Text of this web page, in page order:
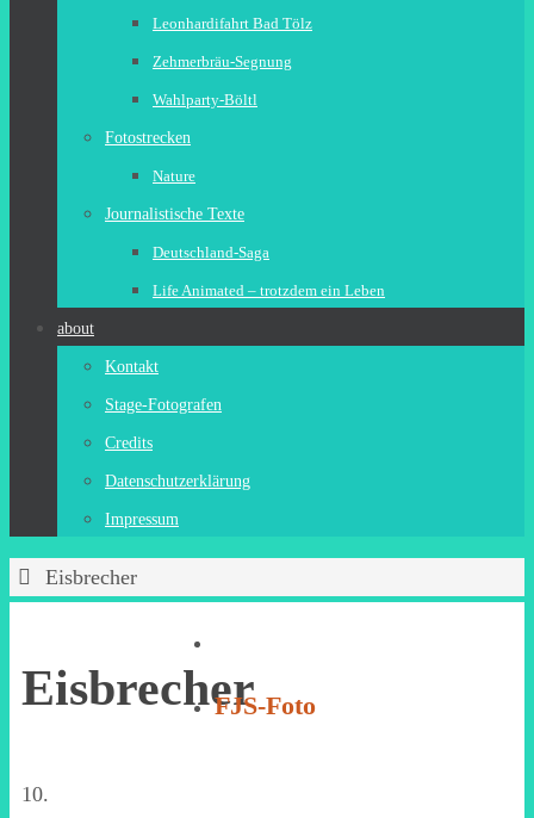
Leonhardifahrt Bad Tölz
Zehmerbräu-Segnung
Wahlparty-Böltl
Fotostrecken
Nature
Journalistische Texte
Deutschland-Saga
Life Animated – trotzdem ein Leben
about
Kontakt
Stage-Fotografen
Credits
Datenschutzerklärung
Impressum
StartEisbrecher
Eisbrecher
10.
FJS-Foto